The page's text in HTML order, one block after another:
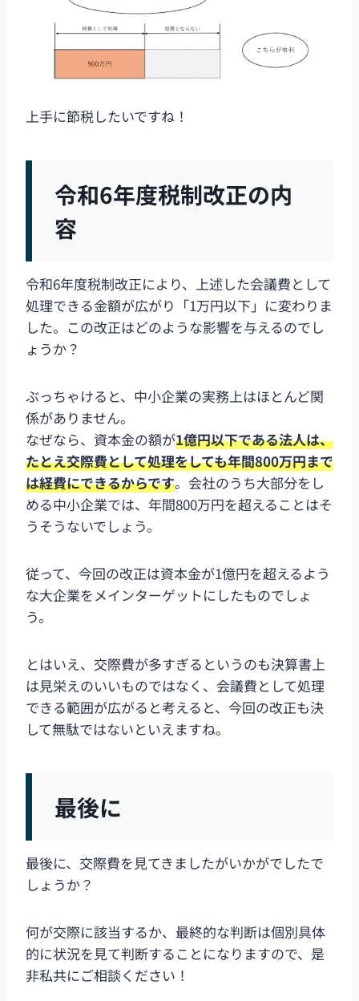
上手に節税したいですね！
令和6年度税制改正の内
容
令和6年度税制改正により、上述した会議費として
処理できる金額が広がり「1万円以下」に変わりま
した。この改正はどのような影響を与えるのでし
ょうか？
ぶっちゃけると、中小企業の実務上はほとんど関
係がありません。
なぜなら、資本金の額が1億円以下である法人は、
たとえ交際費として処理をしても年間800万円まで
は経費にできるからです。会社のうち大部分をし
める中小企業では、年間800万円を超えることはそ
うそうないでしょう。
従って、今回の改正は資本金が1億円を超えるよう
な大企業をメインターゲットにしたものでしょ
う。
とはいえ、交際費が多すぎるというのも決算書上
は見栄えのいいものではなく、会議費として処理
できる範囲が広がると考えると、今回の改正も決
して無駄ではないといえますね。
最後に
最後に、交際費を見てきましたがいかがでしたで
しょうか？
何が交際に該当するか、最終的な判断は個別具体
的に状況を見て判断することになりますので、是
非私共にご相談ください！